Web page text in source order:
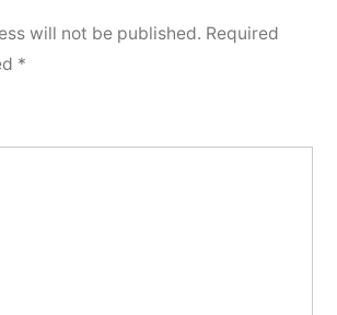
will not be published. Required
*